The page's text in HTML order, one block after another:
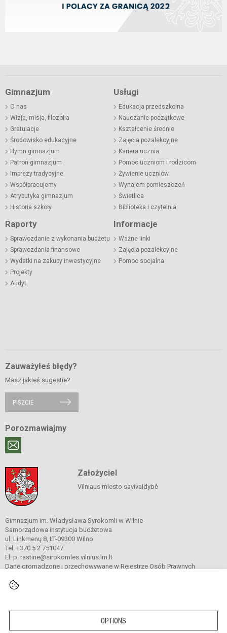
OPTIONS
Gimnazjum
O nas
Wizja, misja, filozofia
Gratulacje
Środowisko edukacyjne
Hymn gimnazjum
Patron gimnazjum
Imprezy tradycyjne
Współpracujemy
Atrybutyka gimnazjum
Historia szkoły
Usługi
Edukacja przedszkolna
Nauczanie początkowe
Kształcenie średnie
Zajęcia pozalekcyjne
Kariera ucznia
Pomoc uczniom i rodzicom
Żywienie uczniów
Wynajem pomieszczeń
Świetlica
Biblioteka i czytelnia
Raporty
Sprawozdanie z wykonania budżetu
Sprawozdania finansowe
Wydatki na zakupy inwestycyjne
Projekty
Audyt
Informacje
Ważne linki
Zajęcia pozalekcyjne
Pomoc socjalna
Zauważyłeś błędy?
Masz jakieś sugestie?
PISZCIE
Porozmawiajmy
Założyciel
Vilniaus miesto savivaldybė
Gimnazjum im. Władysława Syrokomli w Wilnie
Samorządowa instytucja budżetowa
ul. Linkmenų 8, LT-09300 Wilno
Tel. +370 5 2 751047
El. p. rastine@sirokomles.vilnius.lm.lt
Dane gromadzone i przechowywane w Rejestrze Osób Prawnych
© 2020. Gimnazjum im. Władysława Syrokomli w Wilnie. Wszelkie prawa
zastrzeżone.